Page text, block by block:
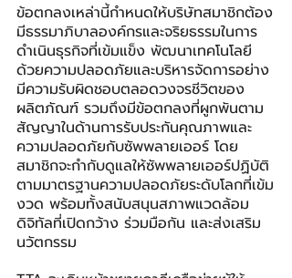
ข้อตกลงเหล่านี้กำหนดให้บริษัทสมาชิกต้อง
มีธรรมาภิบาลองค์กรและจริยธรรมในการ
ดำเนินธุรกิจที่เข้มแข็ง พัฒนาเทคโนโลยี
ด้วยความปลอดภัยและบริหารจัดการอย่าง
มีความรับผิดชอบตลอดวงจรชีวิตของ
ผลิตภัณฑ์ รวมถึงมีข้อตกลงที่ผูกพันตาม
สัญญาในด้านการรับประกันคุณภาพและ
ความปลอดภัยกับซัพพลายเออร์ โดย
สมาชิกจะกำกับดูแลให้ซัพพลายเออร์ปฏิบัติ
ตามมาตรฐานความปลอดภัยระดับโลกที่เข้ม
งวด พร้อมทั้งสนับสนุนสภาพแวดล้อม
ดิจิทัลที่เปิดกว้าง ร่วมมือกัน และส่งเสริม
นวัตกรรม